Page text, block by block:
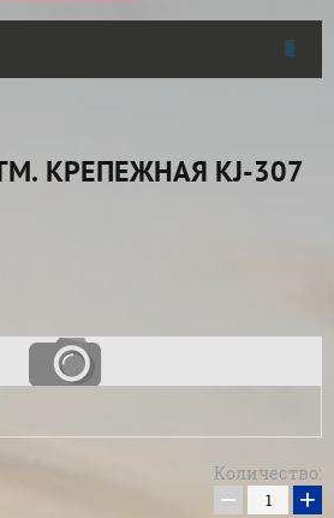
КРЕПЕЖНАЯ KJ-307
Количество:
− +